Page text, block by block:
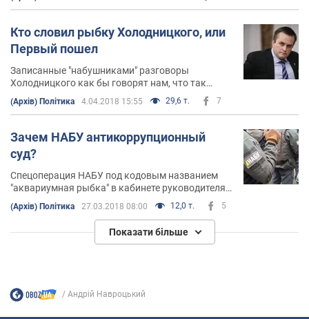
страну
Кто словил рыбку Холодницкого, или
Первый пошел
Записанные "набушниками" разговоры
Холодницкого как бы говорят нам, что так
называемые новые антикоррупционные органы
работают по-старому: "решают вопросы" и
(Архів) Політика 4.04.2018 15:55 29,6 т. 7
Зачем НАБУ антикоррупционный
суд?
Спецоперация НАБУ под кодовым названием
"аквариумная рыбка" в кабинете руководителя
САП впечатлила многих. Наверняка отныне
любителей морской живности среди чиновников
станет намного меньше, от греха подальше
(Архів) Політика 27.03.2018 08:00 12,0 т. 5
Показати більше
Андрій Навроцький